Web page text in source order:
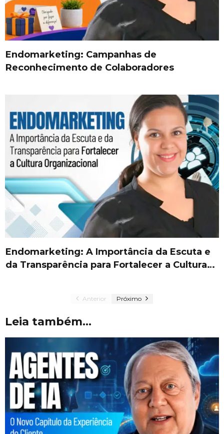
Endomarketing: Campanhas de
Reconhecimento de Colaboradores
Endomarketing: A Importância da Escuta e
da Transparência para Fortalecer a Cultura…
Anterior Próximo
Leia também...